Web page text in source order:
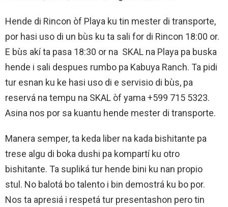
Hende di Rincon òf Playa ku tin mester di transporte,
por hasi uso di un bùs ku ta sali for di Rincon 18:00 or.
E bùs akí ta pasa 18:30 or na SKAL na Playa pa buska
hende i sali despues rumbo pa Kabuya Ranch. Ta pidi
tur esnan ku ke hasi uso di e servisio di bùs, pa
reservá na tempu na SKAL òf yama +599 715 5323.
Asina nos por sa kuantu hende mester di transporte.
Manera semper, ta keda liber na kada bishitante pa
trese algu di boka dushi pa kompartí ku otro
bishitante. Ta supliká tur hende bini ku nan propio
stul. No balotá bo talento i bin demostrá ku bo por.
Nos ta apresiá i respetá tur presentashon pero tin